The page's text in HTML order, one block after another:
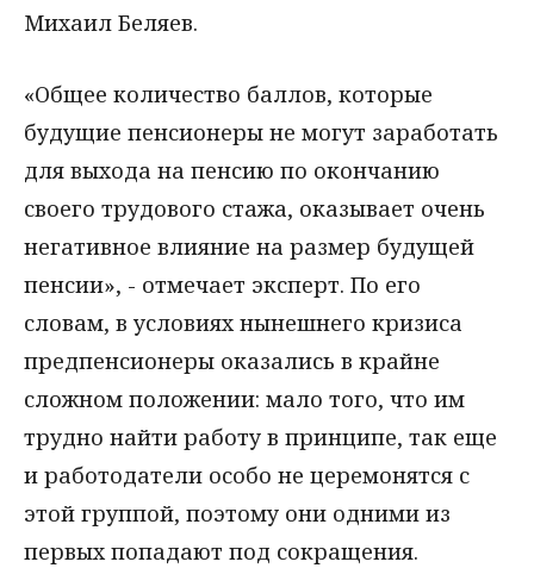
Михаил Беляев.
«Общее количество баллов, которые
будущие пенсионеры не могут заработать
для выхода на пенсию по окончанию
своего трудового стажа, оказывает очень
негативное влияние на размер будущей
пенсии», - отмечает эксперт. По его
словам, в условиях нынешнего кризиса
предпенсионеры оказались в крайне
сложном положении: мало того, что им
трудно найти работу в принципе, так еще
и работодатели особо не церемонятся с
этой группой, поэтому они одними из
первых попадают под сокращения.